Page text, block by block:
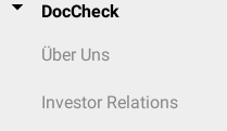
DocCheck
Über Uns
Investor Relations